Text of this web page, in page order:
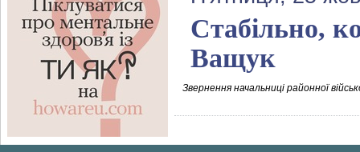
Стабільно,
Ващук
Звернення начальниці районної